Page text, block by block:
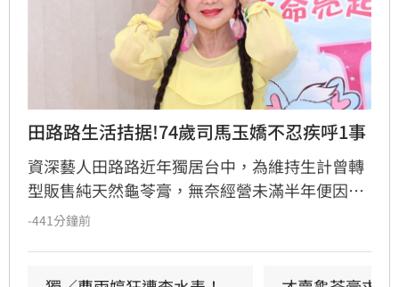
田路路生活拮据!74歲司馬玉嬌不忍疾呼1事
資深藝人田路路近年獨居台中，為維持生計曾轉
型販售純天然龜苓膏，無奈經營未滿半年便因身
體狀況亮紅燈，被迫宣布暫停營業。田路路於社
-441分鐘前